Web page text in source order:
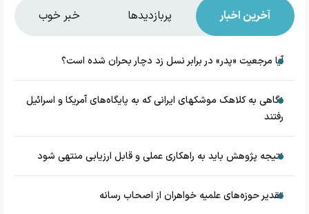
آخرین اخبار پربازدیدها خبر خوب
آیا مرجعیت «پدر» در برابر نسل زد دچار بحران شده است؟
نگاهی به کلاهک‎ موشک‎های ایرانی که به پایگاه‌های آمریکا و اسرائیل
رفتند
نتیجه پژوهش باید به راهکاری عملی و قابل ارزیابی منتهی شود
تقدیر حوزه‌های علمیه خواهران از اصحاب رسانه